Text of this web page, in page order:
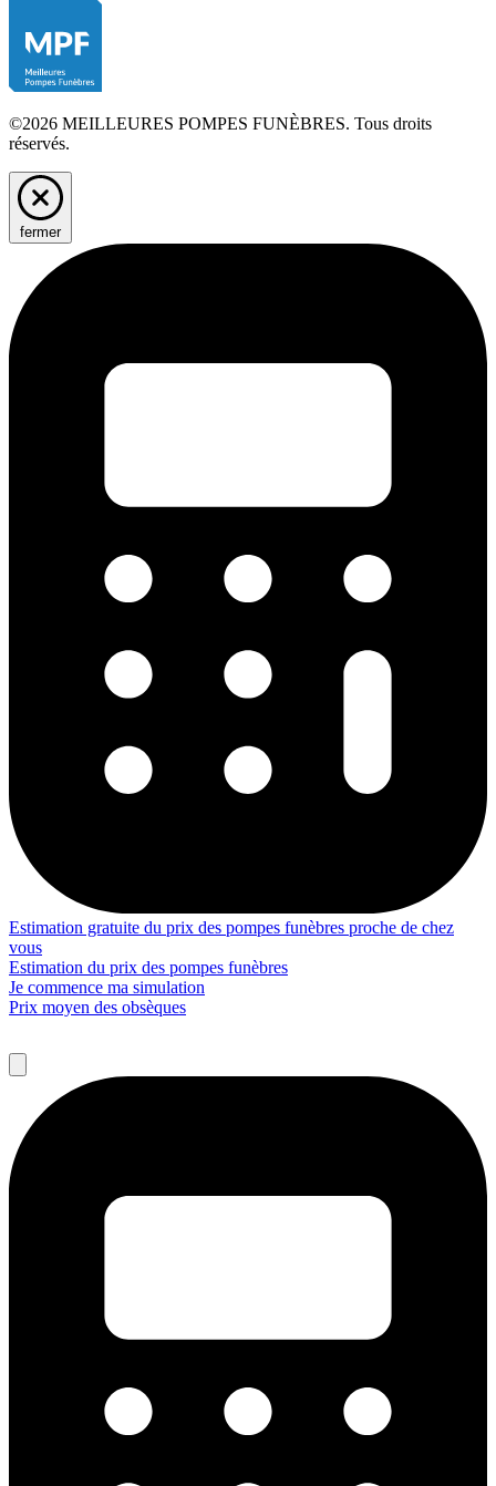
©2026 MEILLEURES POMPES FUNÈBRES. Tous droits
réservés.
fermer
Estimation gratuite du prix des pompes funèbres proche de chez
vous
Estimation du prix des pompes funèbres
Je commence ma simulation
Prix moyen des obsèques